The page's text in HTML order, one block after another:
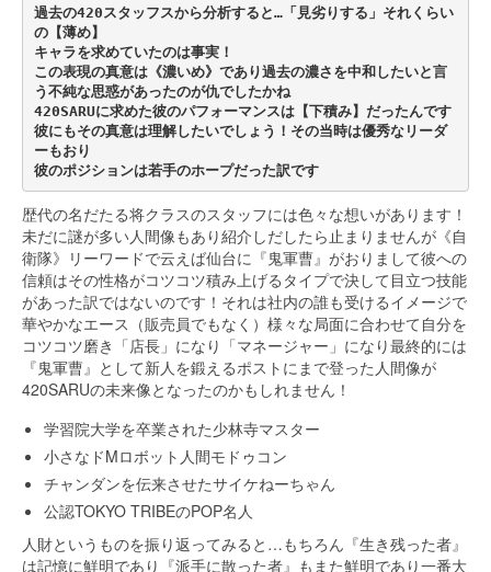
過去の420スタッフスから分析すると…「見劣りする」それくらい
の【薄め】
キャラを求めていたのは事実！
この表現の真意は《濃いめ》であり過去の濃さを中和したいと言
う不純な思惑があったのが仇でしたかね
420SARUに求めた彼のパフォーマンスは【下積み】だったんです
彼にもその真意は理解したいでしょう！その当時は優秀なリーダ
ーもおり
彼のポジションは若手のホープだった訳です
歴代の名だたる将クラスのスタッフには色々な想いがあります！
未だに謎が多い人間像もあり紹介しだしたら止まりませんが《自
衛隊》リーワードで云えば仙台に『鬼軍曹』がおりまして彼への
信頼はその性格がコツコツ積み上げるタイプで決して目立つ技能
があった訳ではないのです！それは社内の誰も受けるイメージで
華やかなエース（販売員でもなく）様々な局面に合わせて自分を
コツコツ磨き「店長」になり「マネージャー」になり最終的には
『鬼軍曹』として新人を鍛えるポストにまで登った人間像が
420SARUの未来像となったのかもしれません！
学習院大学を卒業された少林寺マスター
小さなドMロボット人間モドゥコン
チャンダンを伝来させたサイケねーちゃん
公認TOKYO TRIBEのPOP名人
人財というものを振り返ってみると…もちろん『生き残った者』
は記憶に鮮明であり『派手に散った者』もまた鮮明であり一番大